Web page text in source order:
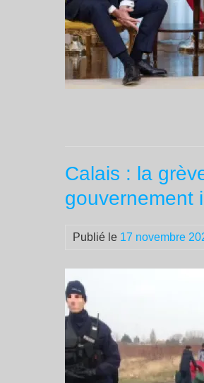
Calais : la
gouvernement
Publié le 17 novembre